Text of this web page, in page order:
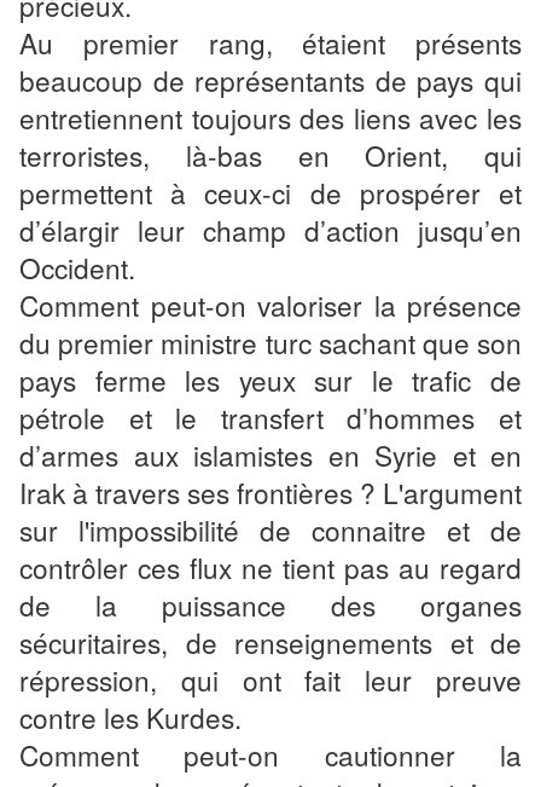
Au premier rang, étaient présents
beaucoup de représentants de pays qui
entretiennent toujours des liens avec les
terroristes, là-bas en Orient, qui
permettent à ceux-ci de prospérer et
d’élargir leur champ d’action jusqu’en
Occident.
Comment peut-on valoriser la présence
du premier ministre turc sachant que son
pays ferme les yeux sur le trafic de
pétrole et le transfert d’hommes et
d’armes aux islamistes en Syrie et en
Irak à travers ses frontières ? L'argument
sur l'impossibilité de connaitre et de
contrôler ces flux ne tient pas au regard
de la puissance des organes
sécuritaires, de renseignements et de
répression, qui ont fait leur preuve
contre les Kurdes.
Comment peut-on cautionner la